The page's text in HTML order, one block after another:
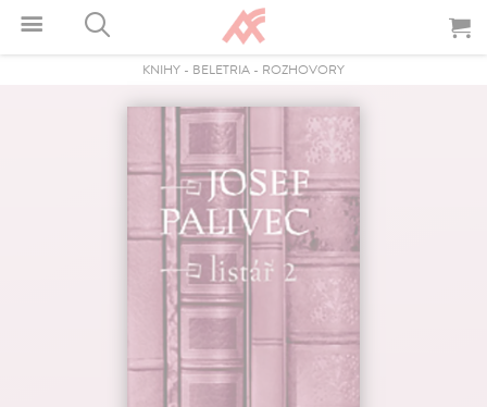
KNIHY - BELETRIA - ROZHOVORY